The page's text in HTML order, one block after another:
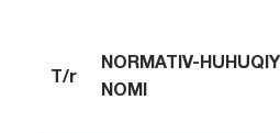
T/r
NORMATIV-
NOMI